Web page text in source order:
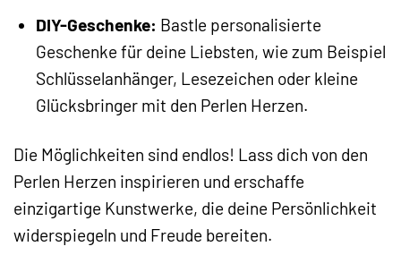
DIY-Geschenke: Bastle personalisierte
Geschenke für deine Liebsten, wie zum Beispiel
Schlüsselanhänger, Lesezeichen oder kleine
Glücksbringer mit den Perlen Herzen.
Die Möglichkeiten sind endlos! Lass dich von den
Perlen Herzen inspirieren und erschaffe
einzigartige Kunstwerke, die deine Persönlichkeit
widerspiegeln und Freude bereiten.